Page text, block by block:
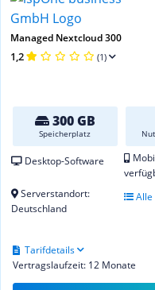
Managed Nextcloud 300
1,2 (1)
300 GB
Speicherplatz
Desktop-Software
Serverstandort:
Deutschland
Alle
Vertragslaufzeit: 12 Monate
Tarifdetails